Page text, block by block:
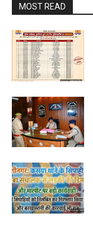
MOST READ